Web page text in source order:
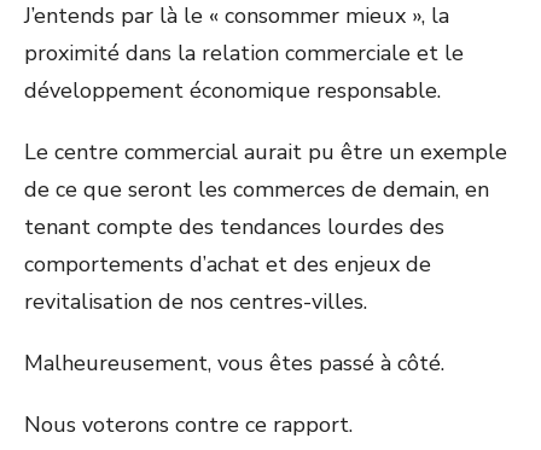
J’entends par là le « consommer mieux », la
proximité dans la relation commerciale et le
développement économique responsable.
Le centre commercial aurait pu être un exemple
de ce que seront les commerces de demain, en
tenant compte des tendances lourdes des
comportements d’achat et des enjeux de
revitalisation de nos centres-villes.
Malheureusement, vous êtes passé à côté.
Nous voterons contre ce rapport.